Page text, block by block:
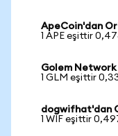
ApeCoin'dan
1 APE eşittir
Golem
1 GLM eşittir
dogwifhat'dan
1 WIF eşittir